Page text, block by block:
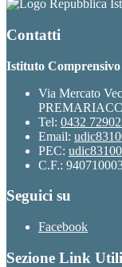
Contatti
Istituto
Via Mercato
Tel: 0432
Email:
PEC:
C.F.:
Seguici su
Facebook
Sezione Link Utili